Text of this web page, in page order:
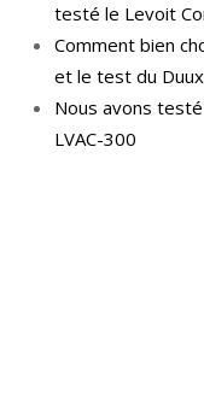
testé le Levoit
Comment bien
et le test du
Nous avons
LVAC-300